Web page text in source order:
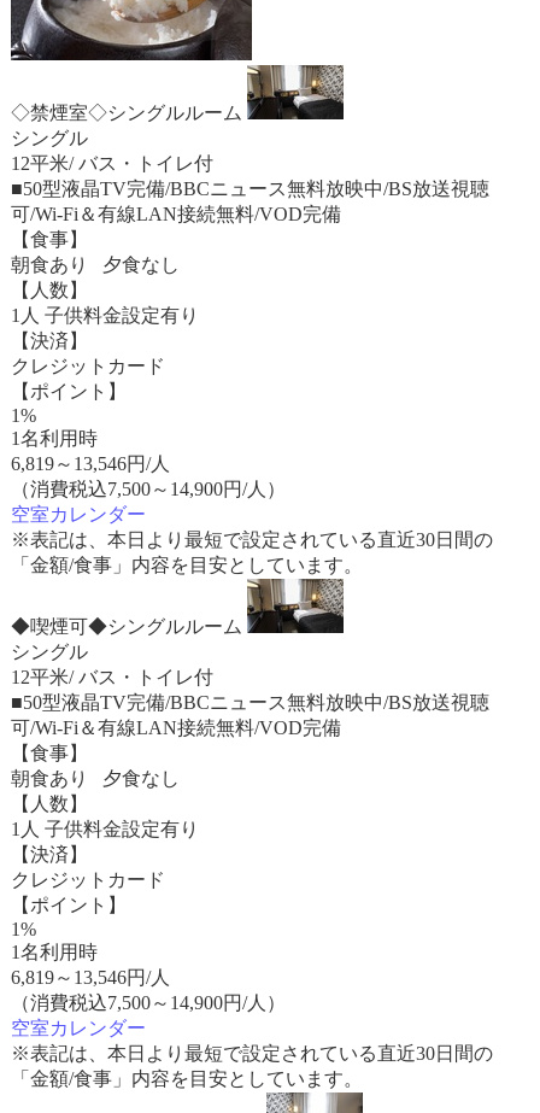
◇禁煙室◇シングルルーム
シングル
12平米/ バス・トイレ付
■50型液晶TV完備/BBCニュース無料放映中/BS放送視聴
可/Wi-Fi＆有線LAN接続無料/VOD完備
【食事】
朝食あり 夕食なし
【人数】
1人 子供料金設定有り
【決済】
クレジットカード
【ポイント】
1%
1名利用時
6,819～ 13,546円/人
（消費税込7,500～14,900円/人）
空室カレンダー
※表記は、本日より最短で設定されている直近30日間の
「金額/食事」内容を目安としています。
◆喫煙可◆シングルルーム
シングル
12平米/ バス・トイレ付
■50型液晶TV完備/BBCニュース無料放映中/BS放送視聴
可/Wi-Fi＆有線LAN接続無料/VOD完備
【食事】
朝食あり 夕食なし
【人数】
1人 子供料金設定有り
【決済】
クレジットカード
【ポイント】
1%
1名利用時
6,819～ 13,546円/人
（消費税込7,500～14,900円/人）
空室カレンダー
※表記は、本日より最短で設定されている直近30日間の
「金額/食事」内容を目安としています。